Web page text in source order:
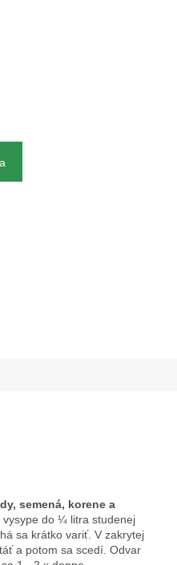
semená, korene a
vysype do ¼ litra studenej
sa krátko variť. V zakrytej
a potom sa scedí. Odvar